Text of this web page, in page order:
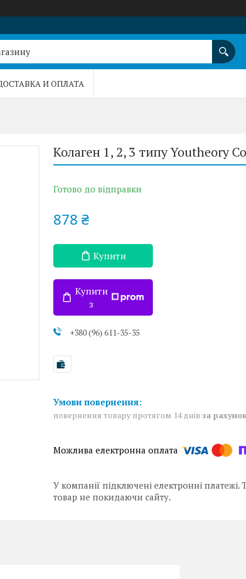
И ОПЛАТА
Колаген 1, 2, 3 типу Youtheory
Готово до відправки
878 ₴
Купити
Купити
з
+380 (96) 611-35-35
повернення товару протягом 14 днів за
У компанії підключені електронні
товар не покидаючи сайту.